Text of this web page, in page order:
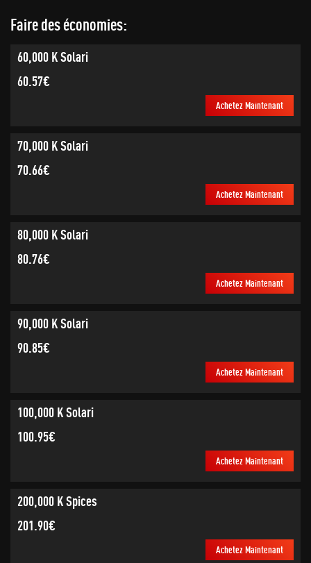
Faire des économies:
60,000 K Solari
60.57€
Achetez Maintenant
70,000 K Solari
70.66€
Achetez Maintenant
80,000 K Solari
80.76€
Achetez Maintenant
90,000 K Solari
90.85€
Achetez Maintenant
100,000 K Solari
100.95€
Achetez Maintenant
200,000 K Spices
201.90€
Achetez Maintenant